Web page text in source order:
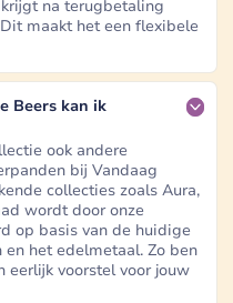
na terugbetaling
maakt het een flexibele
Beers kan ik
ook andere
bij Vandaag
collecties zoals Aura,
wordt door onze
op basis van de huidige
het edelmetaal. Zo ben
eerlijk voorstel voor jouw